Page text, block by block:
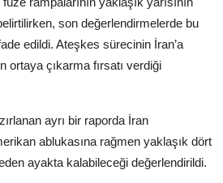
son değerlendirmelerde bu
edildi. Ateşkes sürecinin İran’a
ortaya çıkarma fırsatı verdiği
ayrı bir raporda İran
ablukasına rağmen yaklaşık dört
ayakta kalabileceği değerlendirildi.